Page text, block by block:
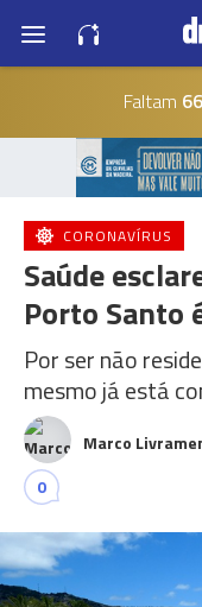
Faltam
CORONAVÍRUS
Saúde
Porto Santo
Por ser não
mesmo já está
Marco
0